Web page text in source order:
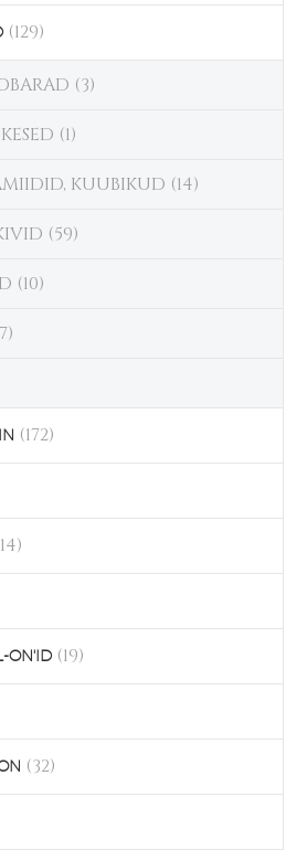
(129)
(3)
(1)
KUUBIKUD (14)
(59)
(10)
(172)
ON'ID (19)
(32)